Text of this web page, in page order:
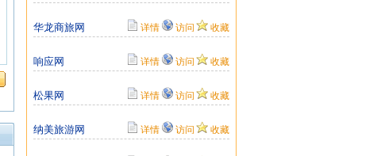
华龙商旅网 详情 访问 收藏
响应网 详情 访问 收藏
松果网 详情 访问 收藏
纳美旅游网 详情 访问 收藏